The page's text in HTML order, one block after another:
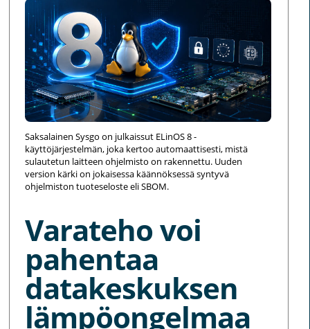
Saksalainen Sysgo on julkaissut ELinOS 8 -
käyttöjärjestelmän, joka kertoo automaattisesti, mistä
sulautetun laitteen ohjelmisto on rakennettu. Uuden
version kärki on jokaisessa käännöksessä syntyvä
ohjelmiston tuoteseloste eli SBOM.
Varateho voi
pahentaa
datakeskuksen
lämpöongelmaa